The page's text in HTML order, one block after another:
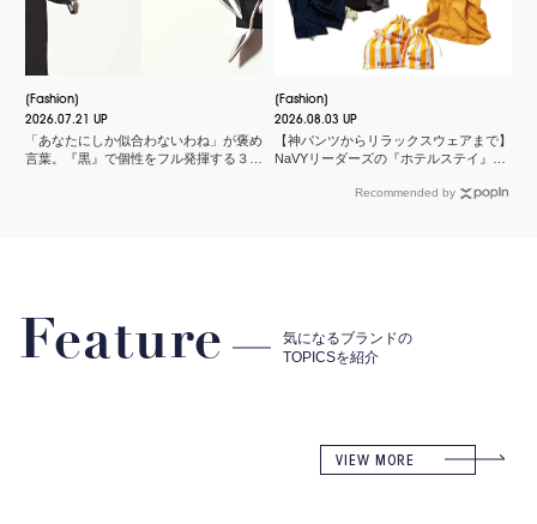
Fashion
2026.07.21 UP
「あなたにしか似合わないわね」が褒め
言葉。『黒』で個性をフル発揮する３つ
Fashion
2026.08.03 UP
【神パンツからリラックスウェアまで】
NaVYリーダーズの『ホテルステイ』に
Recommended by
Feature
気になるブランドの
TOPICSを紹介
VIEW MORE